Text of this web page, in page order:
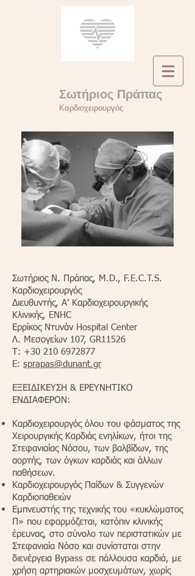
Σωτήριος Πράπας
Καρδιοχειρουργός
Σωτήριος Ν. Πράπας, M.D., F.E.C.T.S.
Καρδιοχειρουργός
Διευθυντής, Α’ Καρδιοχειρουργικής
Κλινικής, ENHC
Ερρίκος Ντυνάν Hospital Center
Λ. Μεσογείων 107, GR11526
Τ: +30 210 6972877
E: sprapas@dunant.gr
ΕΞΕΙΔΙΚΕΥΣΗ & ΕΡΕΥΝΗΤΙΚΟ
ΕΝΔΙΑΦΕΡΟΝ:
Καρδιοχειρουργός όλου του φάσματος της
Χειρουργικής Καρδιάς ενηλίκων, ήτοι της
Στεφανιαίας Νόσου, των βαλβίδων, της
αορτής, των όγκων καρδιάς και άλλων
παθήσεων.
Καρδιοχειρουργός Παίδων & Συγγενών
Καρδιοπαθειών
Εμπνευστής της τεχνικής του «κυκλώματος
Π» που εφαρμόζεται, κατόπιν κλινικής
έρευνας, στο σύνολο των περιστατικών με
Στεφανιαία Νόσο και συνίσταται στην
διενέργεια Bypass σε πάλλουσα καρδιά, με
χρήση αρτηριακών μοσχευμάτων, χωρίς